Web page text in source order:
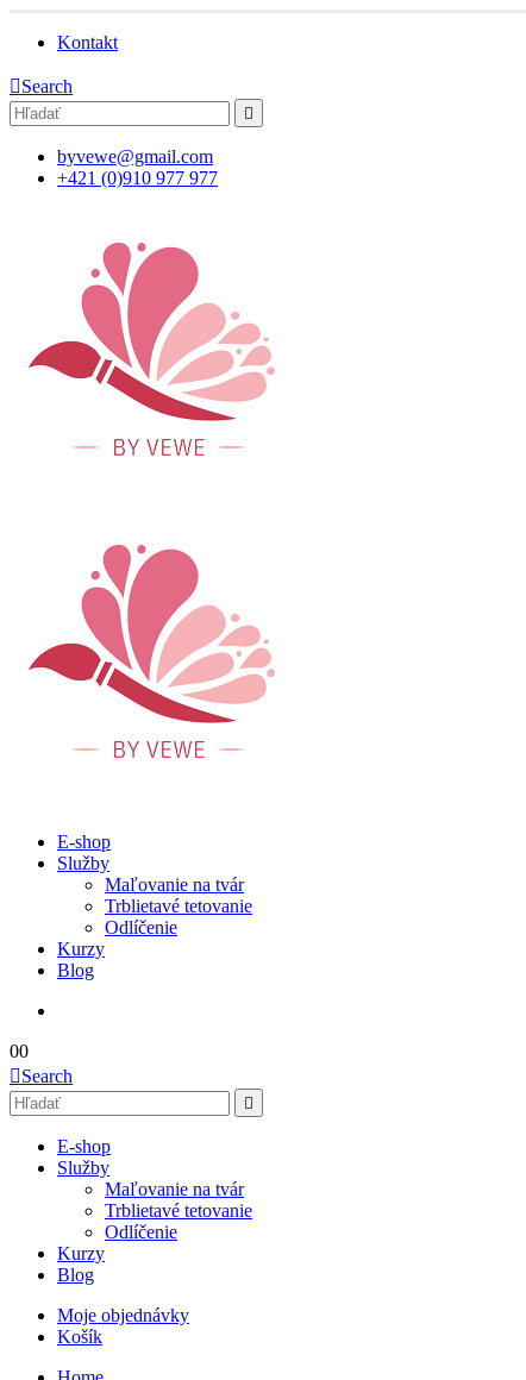
Kontakt
Search
byvewe@gmail.com
+421 (0)910 977 977
E-shop
Služby
Maľovanie na tvár
Trblietavé tetovanie
Odlíčenie
Kurzy
Blog
00
Search
E-shop
Služby
Maľovanie na tvár
Trblietavé tetovanie
Odlíčenie
Kurzy
Blog
Moje objednávky
Košík